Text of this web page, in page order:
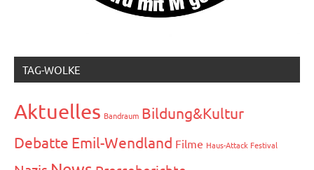
TAG-WOLKE
Aktuelles Bandraum Bildung&Kultur
Debatte Emil-Wendland Filme Haus-Attack Festival